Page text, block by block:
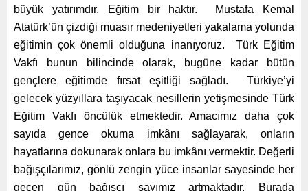
büyük yatırımdır. Eğitim bir haktır. Mustafa Kemal
Atatürk’ün çizdiği muasır medeniyetleri yakalama yolunda
eğitimin çok önemli olduğuna inanıyoruz. Türk Eğitim
Vakfı bunun bilincinde olarak, bugüne kadar bütün
gençlere eğitimde fırsat eşitliği sağladı. Türkiye’yi
gelecek yüzyıllara taşıyacak nesillerin yetişmesinde Türk
Eğitim Vakfı öncülük etmektedir. Amacımız daha çok
sayıda gence okuma imkânı sağlayarak, onların
hayatlarına dokunarak onlara bu imkânı vermektir. Değerli
bağışçılarımız, gönlü zengin yüce insanlar sayesinde her
geçen gün bağışçı sayımız artmaktadır. Burada